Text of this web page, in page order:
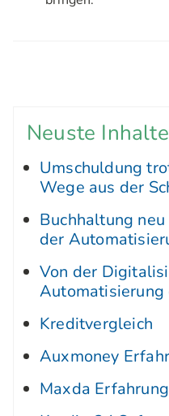
Neuste Inhalte
Umschuldung
Wege aus der
Buchhaltung
der
Von der
Automatisierung
Kreditvergleich
Auxmoney
Maxda